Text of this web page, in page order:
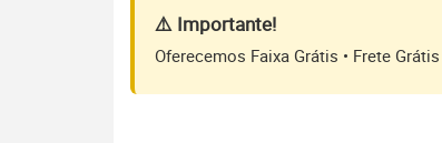
⚠️ Importante!
Oferecemos Faixa Grátis • Frete